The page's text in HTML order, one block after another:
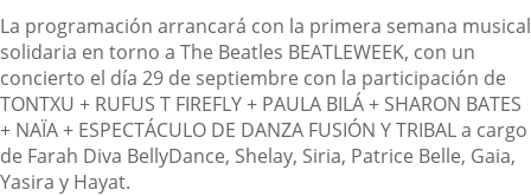
La programación arrancará con la primera semana musical
solidaria en torno a The Beatles BEATLEWEEK, con un
concierto el día 29 de septiembre con la participación de
TONTXU + RUFUS T FIREFLY + PAULA BILÁ + SHARON BATES
+ NAÏA + ESPECTÁCULO DE DANZA FUSIÓN Y TRIBAL a cargo
de Farah Diva BellyDance, Shelay, Siria, Patrice Belle, Gaia,
Yasira y Hayat.